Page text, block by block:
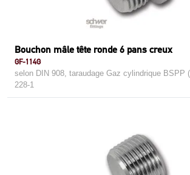
Bouchon mâle tête ronde 6 pans creux
GF-114G
selon DIN 908, taraudage Gaz cylindrique BSPP
228-1